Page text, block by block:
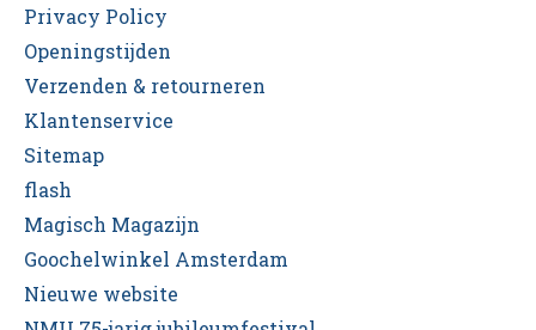
Privacy Policy
Openingstijden
Verzenden & retourneren
Klantenservice
Sitemap
flash
Magisch Magazijn
Goochelwinkel Amsterdam
Nieuwe website